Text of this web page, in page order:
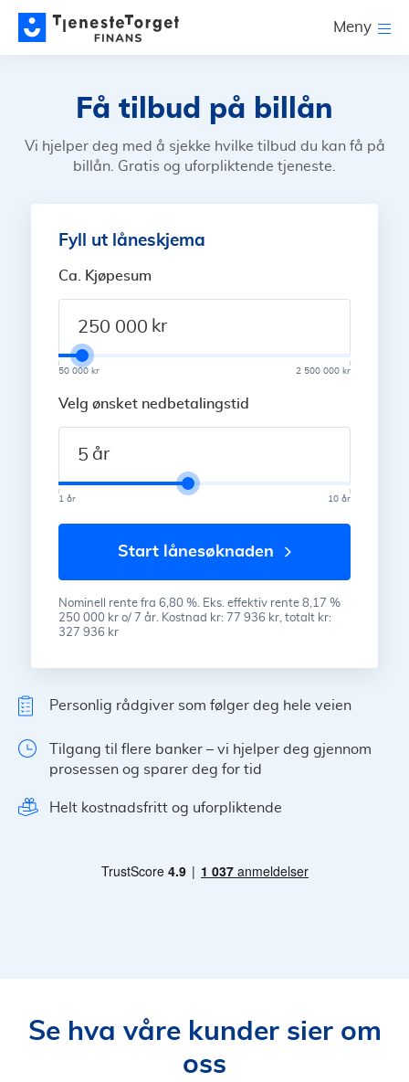
Meny
Få tilbud på billån
Vi hjelper deg med å sjekke hvilke tilbud du kan få på
billån. Gratis og uforpliktende tjeneste.
Fyll ut låneskjema
Ca. Kjøpesum
kr
2 500 000 kr
50 000 kr
Velg ønsket nedbetalingstid
år
10 år
1 år
start lånesøknaden
Nominell rente fra 6,80 %. Eks. effektiv rente 8,17 %
250 000 kr o/ 7 år. Kostnad kr: 77 936 kr, totalt kr:
327 936 kr
Personlig rådgiver som følger deg hele veien
Tilgang til flere banker – vi hjelper deg gjennom
prosessen og sparer deg for tid
Helt kostnadsfritt og uforpliktende
Se hva våre kunder sier om
oss